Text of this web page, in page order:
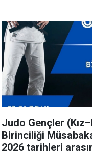
Judo Gençler (Kız–Erkek) Türkiye
Birinciliği
2026 tarihleri